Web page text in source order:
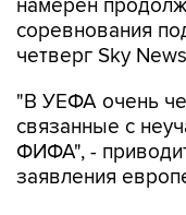
намерен
соревнования
четверг Sky
"В УЕФА очень
связанные с
ФИФА", -
заявления